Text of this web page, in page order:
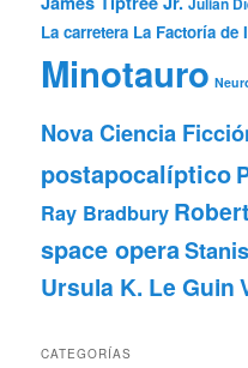
La carretera La Factoría de
Minotauro
Nova Ciencia
postapocalíptico
Ray Bradbury
space opera
Ursula K. Le Guin
CATEGORÍAS